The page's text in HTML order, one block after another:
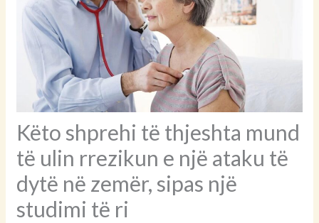
Këto shprehi të thjeshta mund
të ulin rrezikun e një ataku të
dytë në zemër, sipas një
studimi të ri